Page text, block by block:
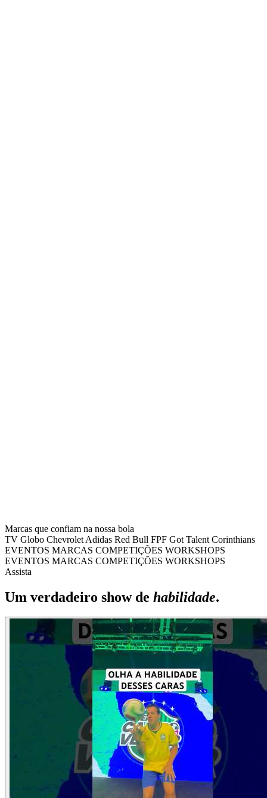
Marcas que confiam na nossa bola
TV Globo Chevrolet Adidas Red Bull FPF Got Talent Corinthians
EVENTOS MARCAS COMPETIÇÕES WORKSHOPS
EVENTOS MARCAS COMPETIÇÕES WORKSHOPS
Assista
Um verdadeiro show de habilidade.